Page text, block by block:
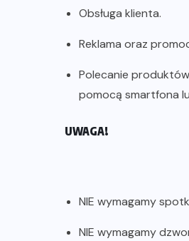
Obsługa klienta.
Reklama oraz
Polecanie
pomocą smartfona
UWAGA!
NIE wymagamy
NIE wymagamy